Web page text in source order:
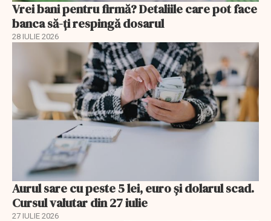
Vrei bani pentru firmă? Detaliile care pot face
banca să-ți respingă dosarul
28 IULIE 2026
Aurul sare cu peste 5 lei, euro și dolarul scad.
Cursul valutar din 27 iulie
27 IULIE 2026